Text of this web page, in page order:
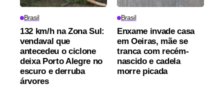
Brasil
132 km/h na Zona Sul:
vendaval que
antecedeu o ciclone
deixa Porto Alegre no
escuro e derruba
árvores
Brasil
Enxame invade casa
em Oeiras, mãe se
tranca com recém-
nascido e cadela
morre picada